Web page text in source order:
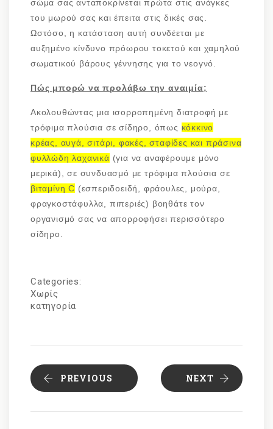
σώμα σας ανταποκρίνεται πρώτα στις ανάγκες
του μωρού σας και έπειτα στις δικές σας.
Ωστόσο, η κατάσταση αυτή συνδέεται με
αυξημένο κίνδυνο πρόωρου τοκετού και χαμηλού
σωματικού βάρους γέννησης για το νεογνό.
Πώς μπορώ να προλάβω την αναιμία;
Ακολουθώντας μια ισορροπημένη διατροφή με
τρόφιμα πλούσια σε σίδηρο, όπως κόκκινο
κρέας, αυγά, σιτάρι, φακές, σταφίδες και πράσινα
φυλλώδη λαχανικά (για να αναφέρουμε μόνο
μερικά), σε συνδυασμό με τρόφιμα πλούσια σε
βιταμίνη C (εσπεριδοειδή, φράουλες, μούρα,
φραγκοστάφυλλα, πιπεριές) βοηθάτε τον
οργανισμό σας να απορροφήσει περισσότερο
σίδηρο.
Categories:
Χωρίς
κατηγορία
PREVIOUS NEXT